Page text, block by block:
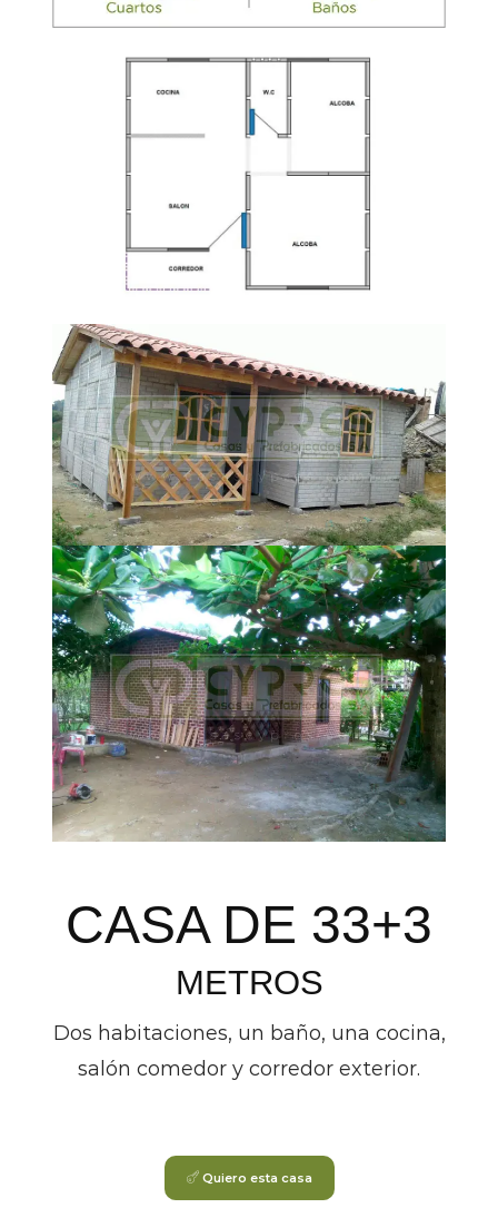
CASA DE 33+3
METROS
Dos habitaciones, un baño, una cocina,
salón comedor y corredor exterior.
Quiero esta casa